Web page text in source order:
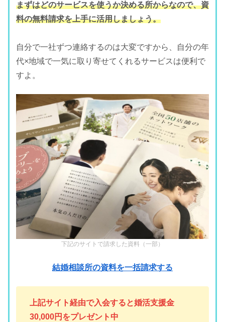
まずはどのサービスを使うか決める所からなので、資
料の無料請求を上手に活用しましょう。
自分で一社ずつ連絡するのは大変ですから、自分の年
代×地域で一気に取り寄せてくれるサービスは便利で
すよ。
下記のサイトで請求した資料（一部）
結婚相談所の資料を一括請求する
上記サイト経由で入会すると婚活支援金
30,000円をプレゼント中